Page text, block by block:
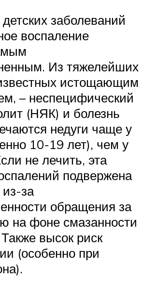
заболеваний
воспаление
Из тяжелейших
истощающим
– неспецифический
(НЯК) и болезнь
недуги чаще у
10-19 лет), чем у
не лечить, эта
подвержена
за
обращения за
на фоне смазанности
высок риск
(особенно при